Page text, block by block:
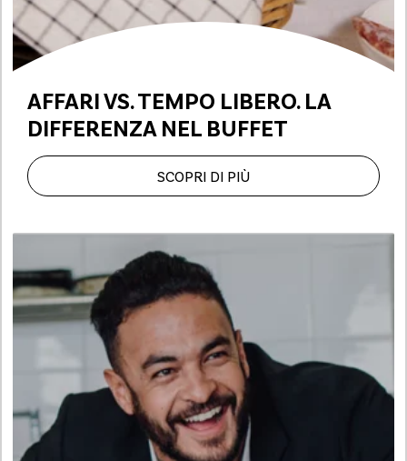
AFFARI VS. TEMPO LIBERO. LA
DIFFERENZA NEL BUFFET
SCOPRI DI PIÙ